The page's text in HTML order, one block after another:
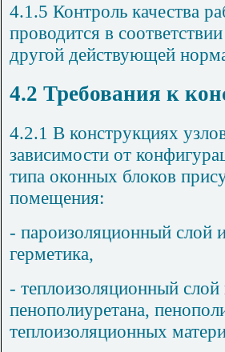
4.1.5 Контроль качества
проводится в
другой действующей
4.2 Требования к
4.2.1 В конструкциях
зависимости от
типа оконных блоков
помещения:
- пароизоляционный слой
герметика,
- теплоизоляционный
пенополиуретана,
теплоизоляционных